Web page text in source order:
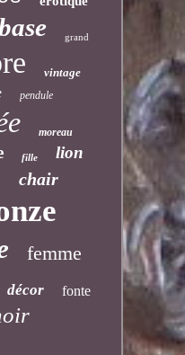
grand
vintage
pendule
moreau
fille lion
chair
femme
décor fonte